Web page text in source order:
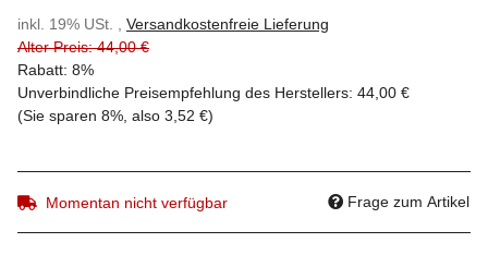
inkl. 19% USt. , Versandkostenfreie Lieferung
Alter Preis: 44,00 €
Rabatt: 8%
Unverbindliche Preisempfehlung des Herstellers: 44,00 €
(Sie sparen 8% , also 3,52 €)
Momentan nicht verfügbar Frage zum Artikel